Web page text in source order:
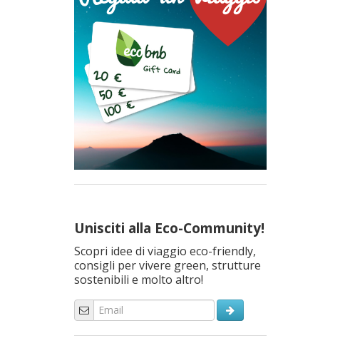
Unisciti alla Eco-Community!
Scopri idee di viaggio eco-friendly,
consigli per vivere green, strutture
sostenibili e molto altro!